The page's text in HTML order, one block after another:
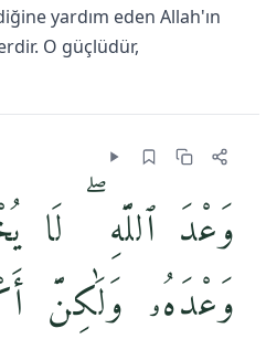
yardım eden Allah'ın
O güçlüdür,
وَعْدَ ٱللَّهِ ۖ لَا
وَعْدَهُۥ وَلَٰكِنَّ